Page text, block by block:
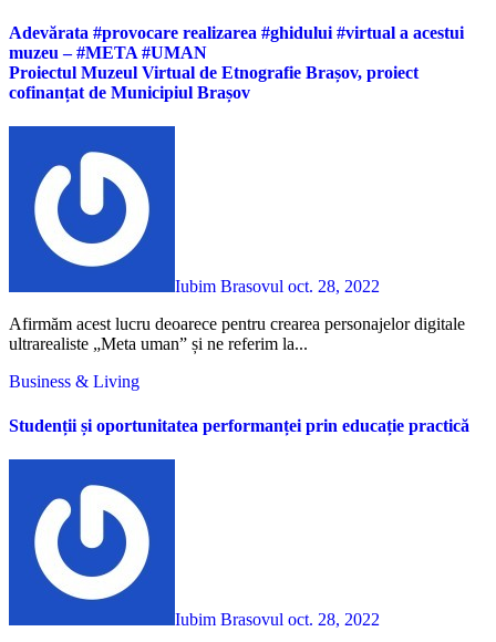
Adevărata #provocare realizarea #ghidului #virtual a acestui
muzeu – #META #UMAN
Proiectul Muzeul Virtual de Etnografie Brașov, proiect
cofinanțat de Municipiul Brașov
Iubim Brasovul oct. 28, 2022
Afirmăm acest lucru deoarece pentru crearea personajelor digitale
ultrarealiste „Meta uman” și ne referim la...
Business & Living
Studenții și oportunitatea performanței prin educație practică
Iubim Brasovul oct. 28, 2022